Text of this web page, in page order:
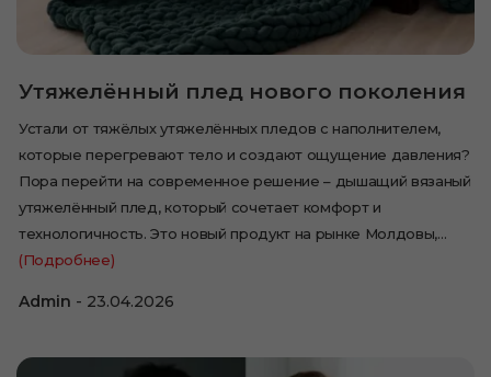
Утяжелённый плед нового поколения
Устали от тяжёлых утяжелённых пледов с наполнителем,
которые перегревают тело и создают ощущение давления?
Пора перейти на современное решение – дышащий вязаный
утяжелённый плед, который сочетает комфорт и
технологичность. Это новый продукт на рынке Молдовы,…
(Подробнее)
Admin 23.04.2026